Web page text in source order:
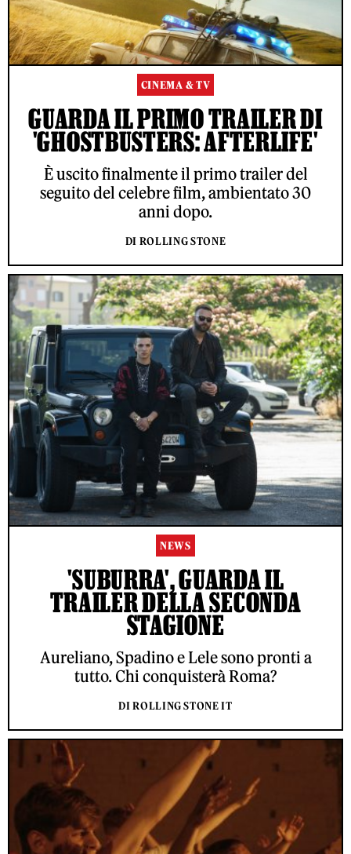
CINEMA & TV
GUARDA IL PRIMO TRAILER DI
'GHOSTBUSTERS: AFTERLIFE'
È uscito finalmente il primo trailer del
seguito del celebre film, ambientato 30
anni dopo.
DI ROLLING STONE
NEWS
'SUBURRA', GUARDA IL
TRAILER DELLA SECONDA
STAGIONE
Aureliano, Spadino e Lele sono pronti a
tutto. Chi conquisterà Roma?
DI ROLLING STONE IT